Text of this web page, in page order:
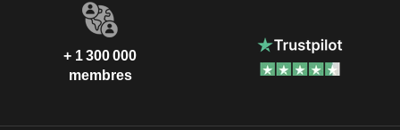
+ 1 300 000
membres